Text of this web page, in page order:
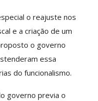
o reajuste nos
e a criação de um
o governo
essa
do funcionalismo.
governo previa o